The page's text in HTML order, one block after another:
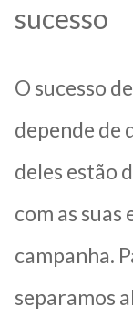
sucesso
O sucesso
depende de
deles estão
com as suas
campanha.
separamos